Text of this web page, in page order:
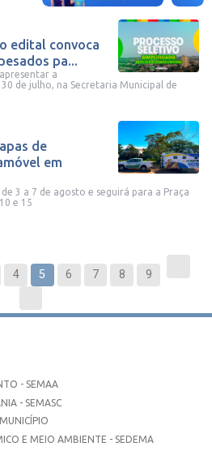
edital convoca
pa...
a
de julho, na Secretaria Municipal de
de
em
3 a 7 de agosto e seguirá para a Praça
e 15
4 5 6 7 8 9
- SEMAA
- SEMASC
E MEIO AMBIENTE - SEDEMA